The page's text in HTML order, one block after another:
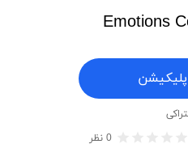
Emotions
0 نظر